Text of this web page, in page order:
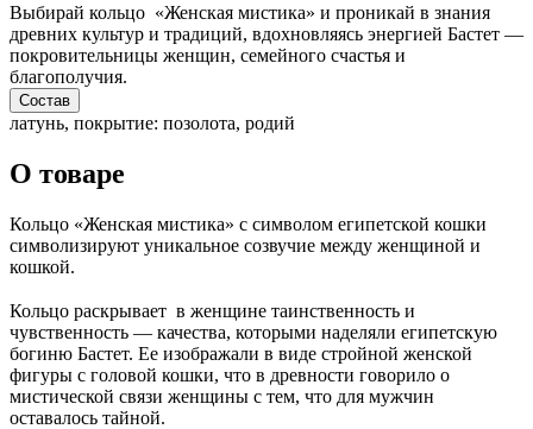
Выбирай кольцо «Женская мистика» и проникай в знания
древних культур и традиций, вдохновляясь энергией Бастет —
покровительницы женщин, семейного счастья и
благополучия.
Состав
латунь, покрытие: позолота, родий
О товаре
Кольцо «Женская мистика» с символом египетской кошки
символизируют уникальное созвучие между женщиной и
кошкой.
Кольцо раскрывает в женщине таинственность и
чувственность — качества, которыми наделяли египетскую
богиню Бастет. Ее изображали в виде стройной женской
фигуры с головой кошки, что в древности говорило о
мистической связи женщины с тем, что для мужчин
оставалось тайной.